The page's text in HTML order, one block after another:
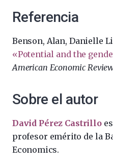
Referencia
Benson, Alan, Danielle
«Potential and the
American Economic
Sobre el autor
David Pérez Castrillo
profesor emérito de la
Economics.